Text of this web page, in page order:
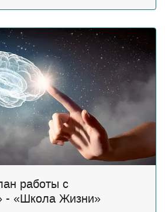
работы с
- «Школа Жизни»